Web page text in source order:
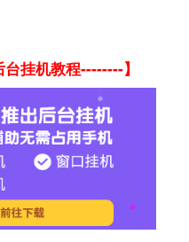
挂机教程--------】